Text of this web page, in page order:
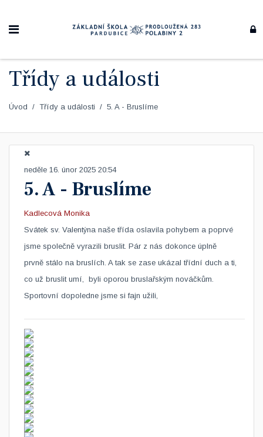
Třídy a události
Úvod Třídy a události 5. A - Bruslíme
neděle 16. únor 2025 20:54
5. A - Bruslíme
Kadlecová Monika
​Svátek sv. Valentýna naše třída oslavila pohybem a poprvé
jsme společně vyrazili bruslit. Pár z nás dokonce úplně
prvně stálo na bruslích. A tak se zase ukázal třídní duch a ti,
co už bruslit umí, byli oporou bruslařským nováčkům.
Sportovní dopoledne jsme si fajn užili,